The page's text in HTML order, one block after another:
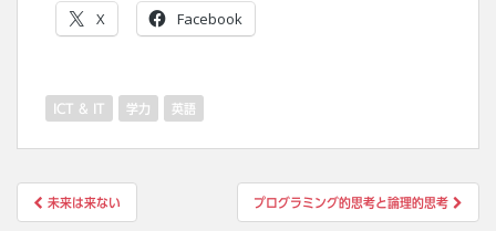
X Facebook
ICT & IT 学力 英語
投
稿
未来は来ない プログラミング的思考と論理的思考